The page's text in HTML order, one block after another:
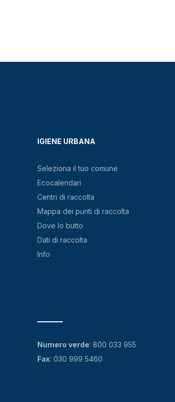
IGIENE URBANA
Seleziona il tuo comune
Ecocalendari
Centri di raccolta
Mappa dei punti di raccolta
Dove lo butto
Dati di raccolta
Info
Numero verde:800 033 955
Fax: 030 999 5460